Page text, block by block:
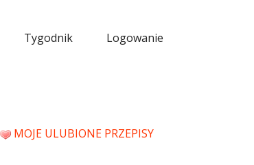
Tygodnik Logowanie
MOJE ULUBIONE PRZEPISY